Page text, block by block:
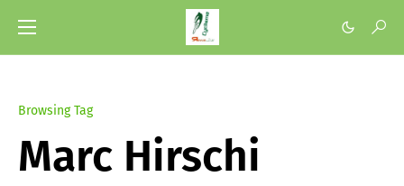
Browsing Tag
Marc Hirschi